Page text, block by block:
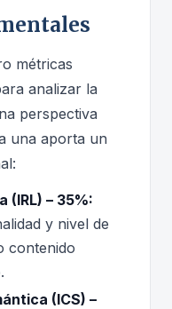
métricas
analizar la
perspectiva
una aporta un
(IRL) – 35%:
y nivel de
contenido
(ICS) –